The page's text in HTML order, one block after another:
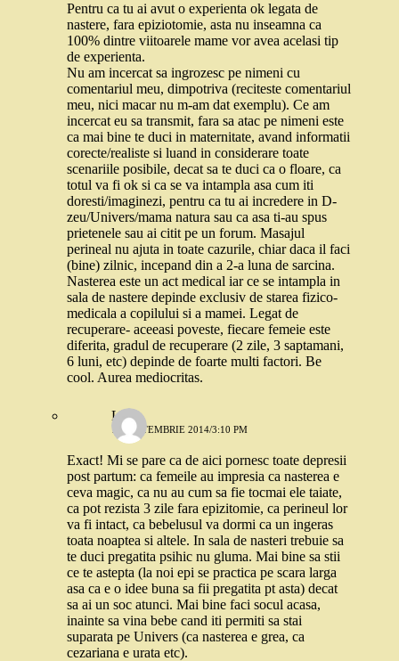
Pentru ca tu ai avut o experienta ok legata de
nastere, fara epiziotomie, asta nu inseamna ca
100% dintre viitoarele mame vor avea acelasi tip
de experienta.
Nu am incercat sa ingrozesc pe nimeni cu
comentariul meu, dimpotriva (reciteste comentariul
meu, nici macar nu m-am dat exemplu). Ce am
incercat eu sa transmit, fara sa atac pe nimeni este
ca mai bine te duci in maternitate, avand informatii
corecte/realiste si luand in considerare toate
scenariile posibile, decat sa te duci ca o floare, ca
totul va fi ok si ca se va intampla asa cum iti
doresti/imaginezi, pentru ca tu ai incredere in D-
zeu/Univers/mama natura sau ca asa ti-au spus
prietenele sau ai citit pe un forum. Masajul
perineal nu ajuta in toate cazurile, chiar daca il faci
(bine) zilnic, incepand din a 2-a luna de sarcina.
Nasterea este un act medical iar ce se intampla in
sala de nastere depinde exclusiv de starea fizico-
medicala a copilului si a mamei. Legat de
recuperare- aceeasi poveste, fiecare femeie este
diferita, gradul de recuperare (2 zile, 3 saptamani,
6 luni, etc) depinde de foarte multi factori. Be
cool. Aurea mediocritas.
Liz
11 SEPTEMBRIE 2014/3:10 PM
Exact! Mi se pare ca de aici pornesc toate depresii
post partum: ca femeile au impresia ca nasterea e
ceva magic, ca nu au cum sa fie tocmai ele taiate,
ca pot rezista 3 zile fara epizitomie, ca perineul lor
va fi intact, ca bebelusul va dormi ca un ingeras
toata noaptea si altele. In sala de nasteri trebuie sa
te duci pregatita psihic nu gluma. Mai bine sa stii
ce te astepta (la noi epi se practica pe scara larga
asa ca e o idee buna sa fii pregatita pt asta) decat
sa ai un soc atunci. Mai bine faci socul acasa,
inainte sa vina bebe cand iti permiti sa stai
suparata pe Univers (ca nasterea e grea, ca
cezariana e urata etc).